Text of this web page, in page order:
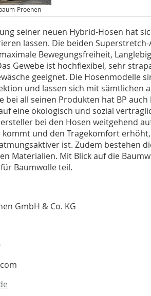
Proenen
seiner neuen Hybrid-Hosen hat
lassen. Die beiden
Bewegungsfreiheit,
Gewebe ist hochflexibel, sehr
geeignet. Die Hosenmodelle
und lassen sich mit sämtlichen
bei all seinen Produkten hat BP
eine ökologisch und sozial
bei den Hosen weitgehend
kommt und den Tragekomfort
ist. Zudem bestehen
Materialien. Mit Blick auf die
Baumwolle teil.
GmbH & Co. KG